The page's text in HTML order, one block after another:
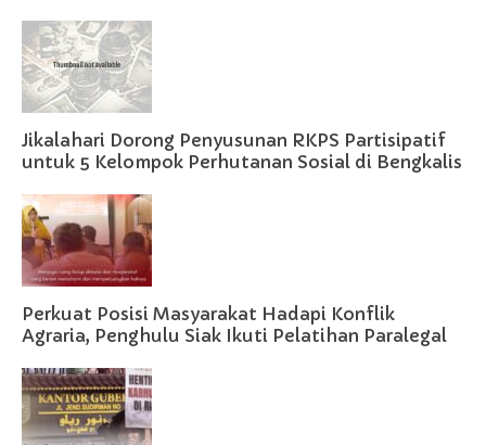
Jikalahari Dorong Penyusunan RKPS Partisipatif
untuk 5 Kelompok Perhutanan Sosial di Bengkalis
Perkuat Posisi Masyarakat Hadapi Konflik
Agraria, Penghulu Siak Ikuti Pelatihan Paralegal